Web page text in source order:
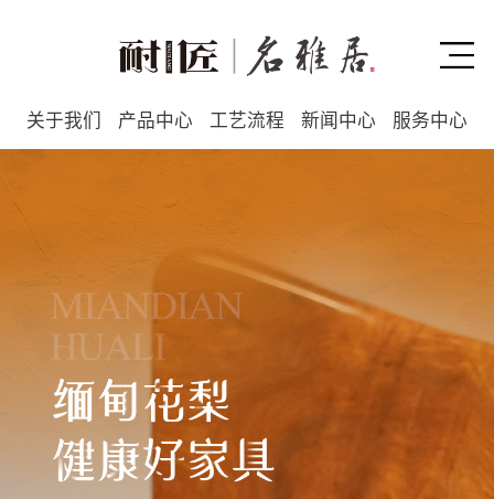
关于我们 产品中心 工艺流程 新闻中心 服务中心